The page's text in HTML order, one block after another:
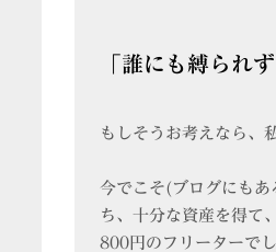
「誰にも縛られ
もしそうお考えなら、
今でこそ(ブログにもあ
ち、十分な資産を得て
800円のフリーターでし